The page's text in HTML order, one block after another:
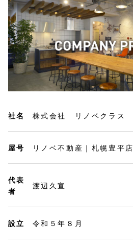
社名 株式会社 リノベクラス
屋号 リノベ不動産｜札幌豊平店
代表
者
渡辺久宣
設立 令和５年８月